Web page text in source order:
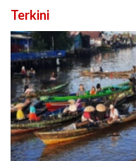
Terkini